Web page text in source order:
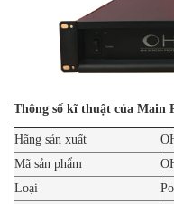
Thông số kĩ thuật của Main
Hãng sản xuất
Mã sản phẩm
Loại